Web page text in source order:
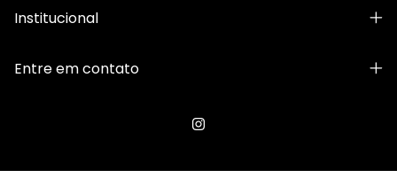
Institucional
Entre em contato